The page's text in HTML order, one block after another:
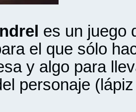
es un juego
el que sólo
y algo para
personaje